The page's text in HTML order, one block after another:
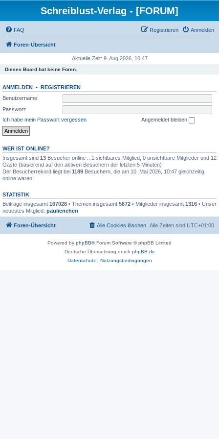
Schreiblust-Verlag - [FORUM]
FAQ Anmelden
Registrieren
Foren-Übersicht
Aktuelle Zeit: 9. Aug 2026, 10:47
Dieses Board hat keine Foren.
ANMELDEN • REGISTRIEREN
Benutzername:
Passwort:
Ich habe mein Passwort vergessen
Angemeldet bleiben
WER IST ONLINE?
Insgesamt sind 13 Besucher online :: 1 sichtbares Mitglied, 0 unsichtbare Mitglieder und 12
Gäste (basierend auf den aktiven Besuchern der letzten 5 Minuten)
Der Besucherrekord liegt bei 1189 Besuchern, die am 10. Mai 2026, 10:47 gleichzeitig
online waren.
STATISTIK
Beiträge insgesamt 167028 • Themen insgesamt 5672 • Mitglieder insgesamt 1316 • Unser
neuestes Mitglied: paulienchen
Foren-Übersicht Alle Zeiten sind UTC+01:00
Alle Cookies löschen
Powered by phpBB® Forum Software © phpBB Limited
Deutsche Übersetzung durch phpBB.de
Datenschutz| Nutzungsbedingungen